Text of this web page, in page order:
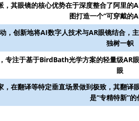
，其眼镜的核心优势在于深度整合了阿里的
图打造一个“可穿戴的
，创新地将AI数字人技术与AR眼镜结合，
独树一帜
专注于基于BirdBath光学方案的轻量级AR
眼
，在翻译等特定垂直场景做到极致，其翻译
是“专精特新”的